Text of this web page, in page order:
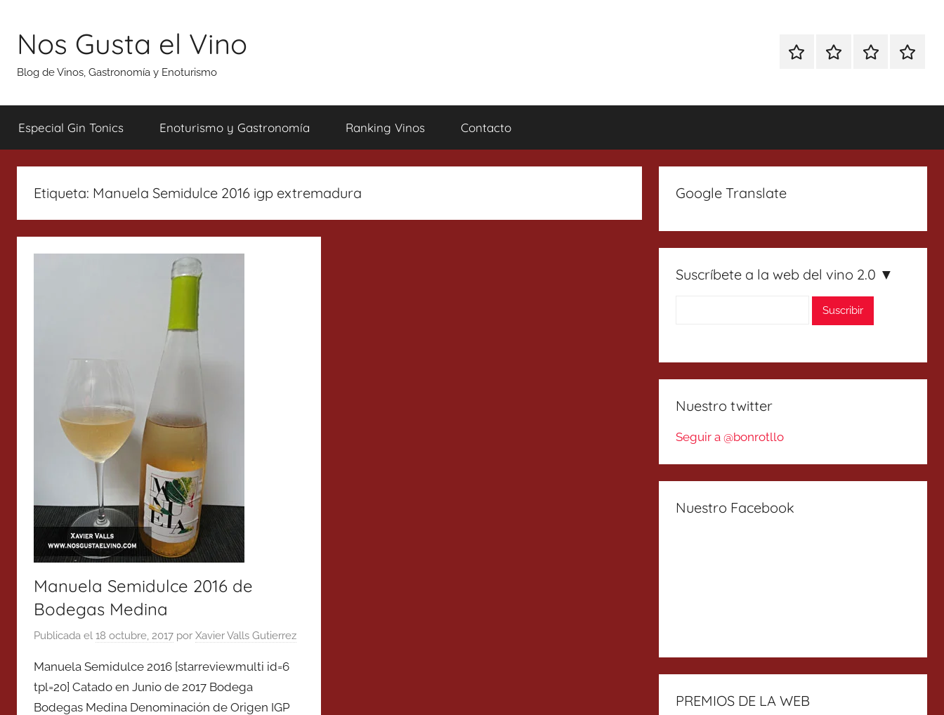
contenido
Nos Gusta el Vino
Blog de Vinos, Gastronomía y Enoturismo
EspecialEnoturismoRanking
Especial Gin Tonics Enoturismo y Gastronomía Ranking Vinos Contacto
Etiqueta: Manuela Semidulce 2016 igp extremadura
Manuela Semidulce 2016 de
Bodegas Medina
Publicada el 18 octubre, 2017 por Xavier Valls Gutierrez
Manuela Semidulce 2016 [starreviewmulti id=6
tpl=20] Catado en Junio de 2017 Bodega
Bodegas Medina Denominación de Origen IGP
Google Translate
Suscríbete a la web del vino 2.0 ▼
Nuestro twitter
Seguir a @bonrotllo
Nuestro Facebook
PREMIOS DE LA WEB